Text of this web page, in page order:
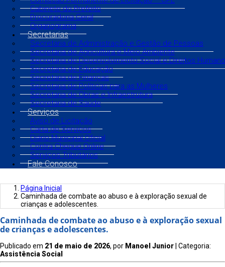
Gabinete do Prefeito
Procuradoria Geral
Organograma
Secretarias
Secretaria de Administração e Gestão de Pessoas
Secretaria de Agricultura e Meio Ambiente
Secretaria de Desenvolvimento Social e Direitos
Secretaria de Educação
Secretaria de Finanças
Secretaria de Políticas para as Mulheres
Secretaria de Obras e Infraestrutura
Secretaria de Saúde
Serviços
Aviso de Licitação
Carta de Serviços
Diário Municipal Oficial
Contra Cheque Online
Serviços Tributários
Fale Conosco
Página Inicial
Caminhada de combate ao abuso e à exploração sexual de
crianças e adolescentes.
Caminhada de combate ao abuso e à exploração sexual
de crianças e adolescentes.
Publicado em 21 de maio de 2026, por Manoel Junior | Categoria:
Assistência Social